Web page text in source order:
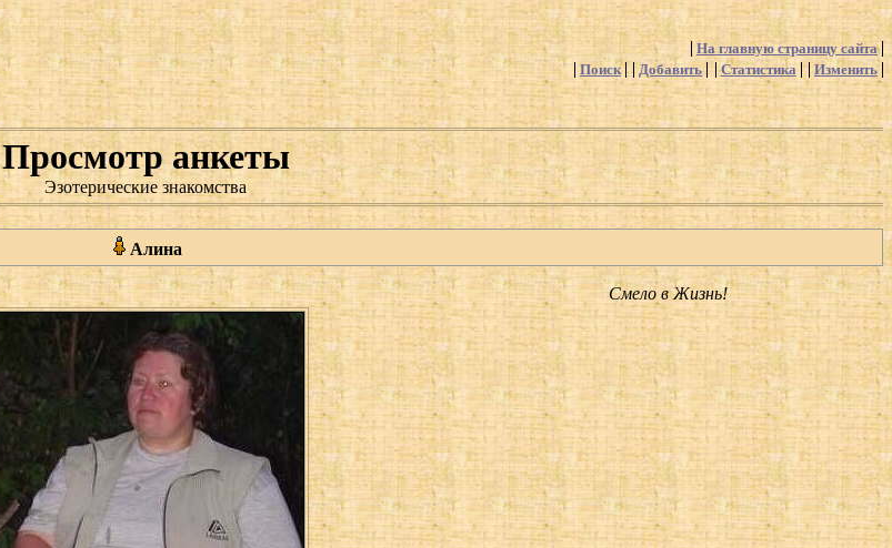
На главную страницу сайта
Поиск
Добавить Статистика Изменить
Просмотр анкеты
Эзотерические знакомства
Алина
Смело в Жизнь!